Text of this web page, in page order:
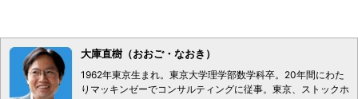
大庫直樹（おおご・なおき）
1962年東京生まれ。東京大学理学部数学科卒。20年間にわた
りマッキンゼーでコンサルティングに従事。東京、ストックホ